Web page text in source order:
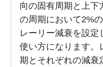
向の固有周期と上下
の周期において2%
レーリー減衰を設定
使い方になります。
期とそれぞれの減衰